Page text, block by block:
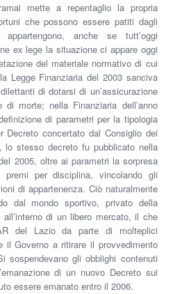
mette a repentaglio la propria
che possono essere patiti dagli
anche se tutt’oggi
ex lege la situazione ci appare oggi
del materiale normativo di cui
Legge Finanziaria del 2003 sanciva
di dotarsi di un’assicurazione
morte; nella Finanziaria dell’anno
di parametri per la tipologia
Decreto concertato dal Consiglio dei
stesso decreto fu pubblicato nella
2005, oltre ai parametri la sorpresa
per disciplina, vincolando gli
di appartenenza. Ciò naturalmente
dal mondo sportivo, privato della
di un libero mercato, il che
del Lazio da parte di molteplici
il Governo a ritirare il provvedimento
sospendevano gli obblighi contenuti
di un nuovo Decreto sui
essere emanato entro il 2006.